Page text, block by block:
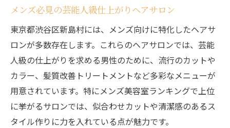
メンズ必見の芸能人級仕上がりヘアサロン
東京都渋谷区新島村には、メンズ向けに特化したヘアサ
ロンが多数存在します。これらのヘアサロンでは、芸能
人級の仕上がりを求める男性のために、流行のカットや
カラー、髪質改善トリートメントなど多彩なメニューが
用意されています。特にメンズ美容室ランキングで上位
に挙がるサロンでは、似合わせカットや清潔感のあるス
タイル作りに力を入れている点が魅力です。